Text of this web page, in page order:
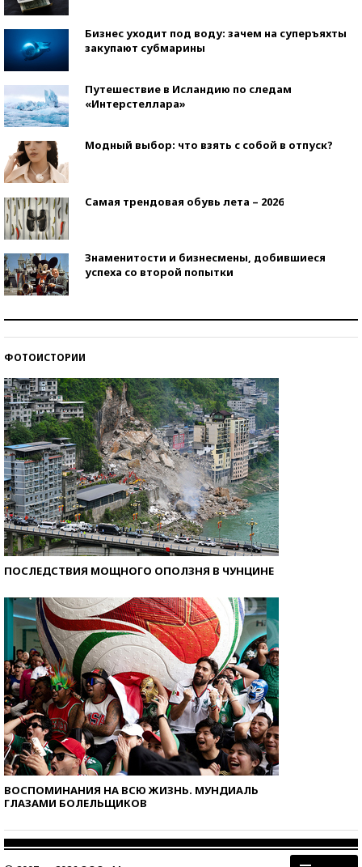
Бизнес уходит под воду: зачем на суперъяхты
закупают субмарины
Путешествие в Исландию по следам
«Интерстеллара»
Модный выбор: что взять с собой в отпуск?
Самая трендовая обувь лета – 2026
Знаменитости и бизнесмены, добившиеся
успеха со второй попытки
ФОТОИСТОРИИ
ПОСЛЕДСТВИЯ МОЩНОГО ОПОЛЗНЯ В ЧУНЦИНЕ
ВОСПОМИНАНИЯ НА ВСЮ ЖИЗНЬ. МУНДИАЛЬ
ГЛАЗАМИ БОЛЕЛЬЩИКОВ